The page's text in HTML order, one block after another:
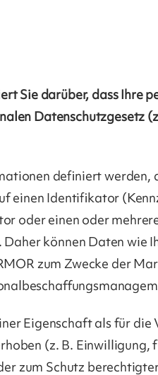
Sie darüber, dass Ihre
Datenschutzgesetz
definiert
einen Identifikator
einen oder
können Daten wie
zum Zwecke der
Eigenschaft als für
(z. B.
zum Schutz